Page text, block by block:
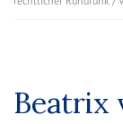
Beatrix